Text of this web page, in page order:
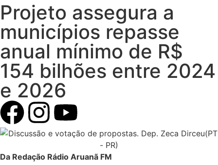
Projeto assegura a
municípios repasse
anual mínimo de R$
154 bilhões entre 2024
e 2026
Da Redação Rádio Aruanã FM